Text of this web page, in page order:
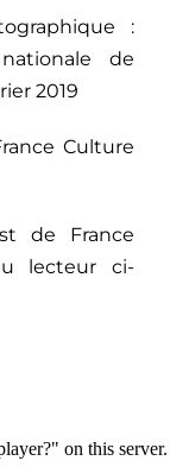
:
de
2019
Culture
de France
lecteur ci-